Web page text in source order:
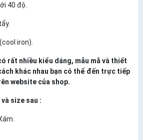
40 độ.
iron).
rất nhiều kiểu dáng, mẫu mã và thiết
khác nhau bạn có thể đến trực tiếp
website của shop.
size sau :